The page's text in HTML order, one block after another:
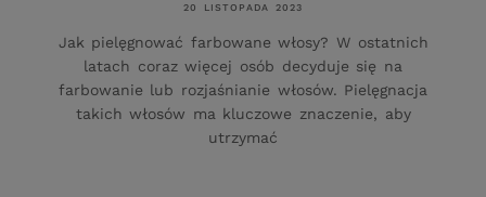
20 LISTOPADA 2023
Jak pielęgnować farbowane włosy? W ostatnich
latach coraz więcej osób decyduje się na
farbowanie lub rozjaśnianie włosów. Pielęgnacja
takich włosów ma kluczowe znaczenie, aby
utrzymać